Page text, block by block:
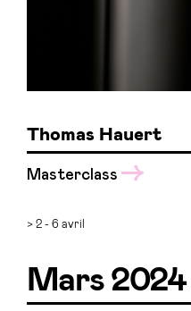
Thomas Hauert
Masterclass
> 2 - 6 avril
Mars 2024